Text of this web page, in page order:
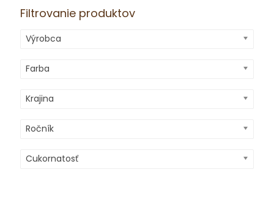
Filtrovanie produktov
Výrobca
Farba
Krajina
Ročník
Cukornatosť